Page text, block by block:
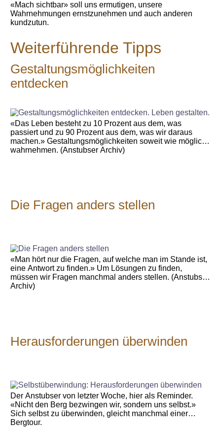
«Mach sichtbar» soll uns ermutigen, unsere
Wahrnehmungen ernstzunehmen und auch anderen
kundzutun.
Weiterführende Tipps
Gestaltungsmöglichkeiten
entdecken
«Das Leben besteht zu 10 Prozent aus dem, was
passiert und zu 90 Prozent aus dem, was wir daraus
machen.» Gestaltungsmöglichkeiten soweit wie möglich
wahrnehmen. (Anstubser Archiv)
Die Fragen anders stellen
«Man hört nur die Fragen, auf welche man im Stande ist,
eine Antwort zu finden.» Um Lösungen zu finden,
müssen wir Fragen manchmal anders stellen. (Anstubser
Archiv)
Herausforderungen überwinden
Der Anstubser von letzter Woche, hier als Reminder.
«Nicht den Berg bezwingen wir, sondern uns selbst.»
Sich selbst zu überwinden, gleicht manchmal einer
Bergtour.